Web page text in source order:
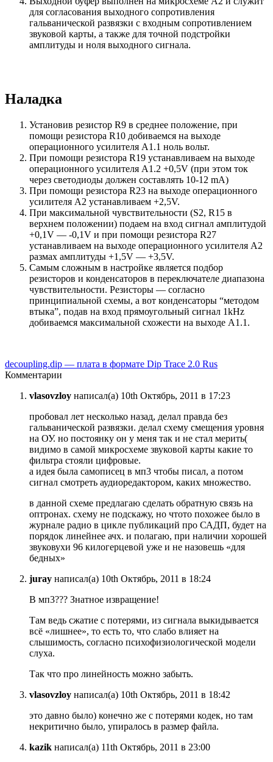
для согласования выходного сопротивления
гальванической развязки с входным сопротивлением
звуковой карты, а также для точной подстройки
амплитуды и ноля выходного сигнала.
Наладка
Установив резистор R9 в среднее положение, при
помощи резистора R10 добиваемся на выходе
операционного усилителя А1.1 ноль вольт.
При помощи резистора R19 устанавливаем на выходе
операционного усилителя А1.2 +0,5V (при этом ток
через светодиоды должен составлять 10-12 mA)
При помощи резистора R23 на выходе операционного
усилителя А2 устанавливаем +2,5V.
При максимальной чувствительности (S2, R15 в
верхнем положении) подаем на вход сигнал амплитудой
+0,1V — -0,1V и при помощи резистора R27
устанавливаем на выходе операционного усилителя А2
размах амплитуды +1,5V — +3,5V.
Самым сложным в настройке является подбор
резисторов и конденсаторов в переключателе диапазона
чувствительности. Резисторы — согласно
принципиальной схемы, а вот конденсаторы “методом
втыка”, подав на вход прямоугольный сигнал 1kHz
добиваемся максимальной схожести на выходе А1.1.
decoupling.dip — плата в формате Dip Trace 2.0 Rus
Комментарии
vlasovzloy написал(а) 10th Октябрь, 2011 в 17:23
пробовал лет несколько назад, делал правда без
гальванической развязки. делал схему смещения уровня
на ОУ. но постоянку он у меня так и не стал мерить(
видимо в самой микросхеме звуковой карты какие то
фильтра стояли цифровые.
а идея была самописец в мп3 чтобы писал, а потом
сигнал смотреть аудиоредактором, каких множество.
в данной схеме предлагаю сделать обратную связь на
оптронах. схему не подскажу, но чтото похожее было в
журнале радио в цикле публикаций про САДП, будет на
порядок линейнее ачх. и полагаю, при наличии хорошей
звуковухи 96 килогерцевой уже и не назовешь «для
бедных»
juray написал(а) 10th Октябрь, 2011 в 18:24
В мп3??? Знатное извращение!
Там ведь сжатие с потерями, из сигнала выкидывается
всё «лишнее», то есть то, что слабо влияет на
слышимость, согласно психофизиологической модели
слуха.
Так что про линейность можно забыть.
vlasovzloy написал(а) 10th Октябрь, 2011 в 18:42
это давно было) конечно же с потерями кодек, но там
некритично было, упиралось в размер файла.
kazik написал(а) 11th Октябрь, 2011 в 23:00